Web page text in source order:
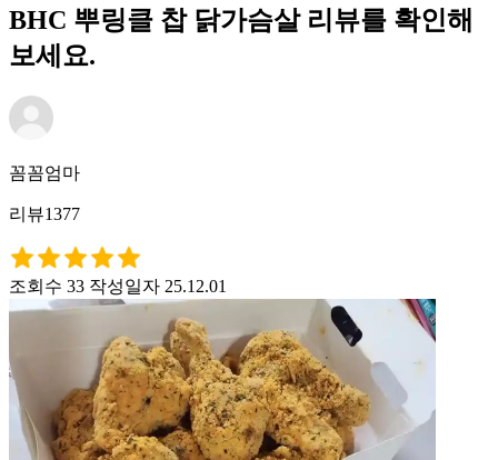
BHC 뿌링클 찹 닭가슴살 리뷰를 확인해
보세요.
꼼꼼엄마
리뷰1377
조회수 33 작성일자 25.12.01